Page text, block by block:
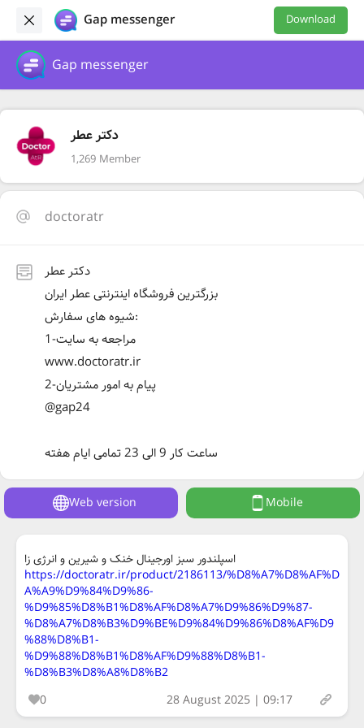
Gap messenger Download
Gap messenger
دکتر عطر
1,269 Member
doctoratr
دکتر عطر
بزرگترین فروشگاه اینترنتی عطر ایران
شیوه های سفارش:
1-مراجعه به سایت
www.doctoratr.ir
2-پیام‌ به امور مشتریان
@gap24
ساعت کار 9 الی 23 تمامی ایام هفته
Web version Mobile
اسپلندور سبز اورجینال خنک و شیرین و انرژی زا
https://doctoratr.ir/product/2186113/%D8%A7%D8%AF%D
A%A9%D9%84%D9%86-
%D9%85%D8%B1%D8%AF%D8%A7%D9%86%D9%87-
%D8%A7%D8%B3%D9%BE%D9%84%D9%86%D8%AF%D9
%88%D8%B1-
%D9%88%D8%B1%D8%AF%D9%88%D8%B1-
%D8%B3%D8%A8%D8%B2
0
28 August 2025 | 09:17